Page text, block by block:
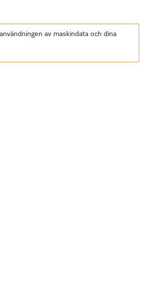
av maskindata och dina